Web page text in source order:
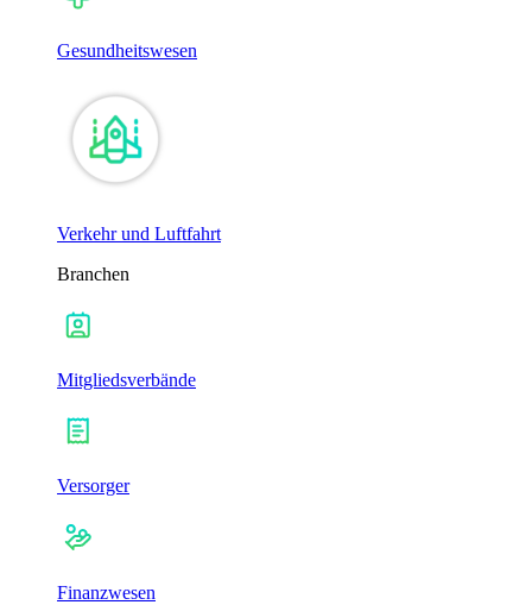
Gesundheitswesen
Verkehr und Luftfahrt
Branchen
Mitgliedsverbände
Versorger
Finanzwesen